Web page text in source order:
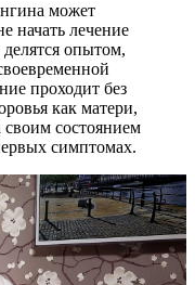
может
начать лечение
опытом,
проходит без
как матери,
своим состоянием
симптомах.